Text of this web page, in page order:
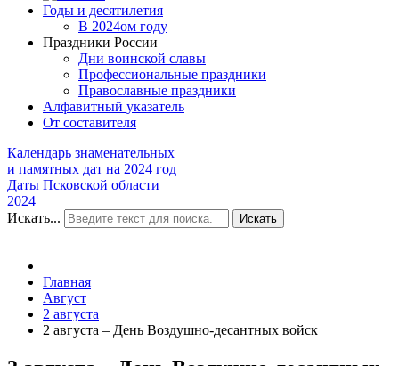
Годы и десятилетия
В 2024ом году
Праздники России
Дни воинской славы
Профессиональные праздники
Православные праздники
Алфавитный указатель
От составителя
Календарь знаменательных
и памятных дат на 2024 год
Даты Псковской области
2024
Искать...
Искать
Главная
Август
2 августа
2 августа – День Воздушно-десантных войск